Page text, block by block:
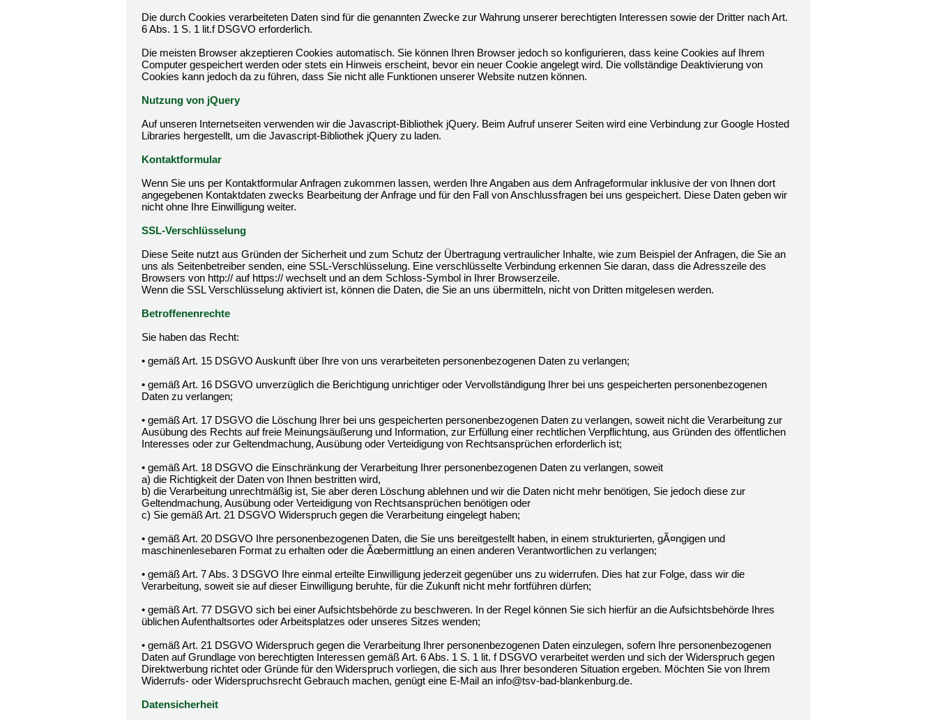
Die durch Cookies verarbeiteten Daten sind für die genannten Zwecke zur Wahrung unserer berechtigten Interessen sowie der Dritter nach Art.
6 Abs. 1 S. 1 lit.f DSGVO erforderlich.
Die meisten Browser akzeptieren Cookies automatisch. Sie können Ihren Browser jedoch so konfigurieren, dass keine Cookies auf Ihrem
Computer gespeichert werden oder stets ein Hinweis erscheint, bevor ein neuer Cookie angelegt wird. Die vollständige Deaktivierung von
Cookies kann jedoch da zu führen, dass Sie nicht alle Funktionen unserer Website nutzen können.
Nutzung von jQuery
Auf unseren Internetseiten verwenden wir die Javascript-Bibliothek jQuery. Beim Aufruf unserer Seiten wird eine Verbindung zur Google Hosted
Libraries hergestellt, um die Javascript-Bibliothek jQuery zu laden.
Kontaktformular
Wenn Sie uns per Kontaktformular Anfragen zukommen lassen, werden Ihre Angaben aus dem Anfrageformular inklusive der von Ihnen dort
angegebenen Kontaktdaten zwecks Bearbeitung der Anfrage und für den Fall von Anschlussfragen bei uns gespeichert. Diese Daten geben wir
nicht ohne Ihre Einwilligung weiter.
SSL-Verschlüsselung
Diese Seite nutzt aus Gründen der Sicherheit und zum Schutz der Übertragung vertraulicher Inhalte, wie zum Beispiel der Anfragen, die Sie an
uns als Seitenbetreiber senden, eine SSL-Verschlüsselung. Eine verschlüsselte Verbindung erkennen Sie daran, dass die Adresszeile des
Browsers von http:// auf https:// wechselt und an dem Schloss-Symbol in Ihrer Browserzeile.
Wenn die SSL Verschlüsselung aktiviert ist, können die Daten, die Sie an uns übermitteln, nicht von Dritten mitgelesen werden.
Betroffenenrechte
Sie haben das Recht:
• gemäß Art. 15 DSGVO Auskunft über Ihre von uns verarbeiteten personenbezogenen Daten zu verlangen;
• gemäß Art. 16 DSGVO unverzüglich die Berichtigung unrichtiger oder Vervollständigung Ihrer bei uns gespeicherten personenbezogenen
Daten zu verlangen;
• gemäß Art. 17 DSGVO die Löschung Ihrer bei uns gespeicherten personenbezogenen Daten zu verlangen, soweit nicht die Verarbeitung zur
Ausübung des Rechts auf freie Meinungsäußerung und Information, zur Erfüllung einer rechtlichen Verpflichtung, aus Gründen des öffentlichen
Interesses oder zur Geltendmachung, Ausübung oder Verteidigung von Rechtsansprüchen erforderlich ist;
• gemäß Art. 18 DSGVO die Einschränkung der Verarbeitung Ihrer personenbezogenen Daten zu verlangen, soweit
a) die Richtigkeit der Daten von Ihnen bestritten wird,
b) die Verarbeitung unrechtmäßig ist, Sie aber deren Löschung ablehnen und wir die Daten nicht mehr benötigen, Sie jedoch diese zur
Geltendmachung, Ausübung oder Verteidigung von Rechtsansprüchen benötigen oder
c) Sie gemäß Art. 21 DSGVO Widerspruch gegen die Verarbeitung eingelegt haben;
• gemäß Art. 20 DSGVO Ihre personenbezogenen Daten, die Sie uns bereitgestellt haben, in einem strukturierten, gÃ¤ngigen und
maschinenlesebaren Format zu erhalten oder die Ãœbermittlung an einen anderen Verantwortlichen zu verlangen;
• gemäß Art. 7 Abs. 3 DSGVO Ihre einmal erteilte Einwilligung jederzeit gegenüber uns zu widerrufen. Dies hat zur Folge, dass wir die
Verarbeitung, soweit sie auf dieser Einwilligung beruhte, für die Zukunft nicht mehr fortführen dürfen;
• gemäß Art. 77 DSGVO sich bei einer Aufsichtsbehörde zu beschweren. In der Regel können Sie sich hierfür an die Aufsichtsbehörde Ihres
üblichen Aufenthaltsortes oder Arbeitsplatzes oder unseres Sitzes wenden;
• gemäß Art. 21 DSGVO Widerspruch gegen die Verarbeitung Ihrer personenbezogenen Daten einzulegen, sofern Ihre personenbezogenen
Daten auf Grundlage von berechtigten Interessen gemäß Art. 6 Abs. 1 S. 1 lit. f DSGVO verarbeitet werden und sich der Widerspruch gegen
Direktwerbung richtet oder Gründe für den Widerspruch vorliegen, die sich aus Ihrer besonderen Situation ergeben. Möchten Sie von Ihrem
Widerrufs- oder Widerspruchsrecht Gebrauch machen, genügt eine E-Mail an info@tsv-bad-blankenburg.de.
Datensicherheit